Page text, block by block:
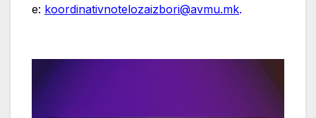
е: koordinativnotelozaizbori@avmu.mk.